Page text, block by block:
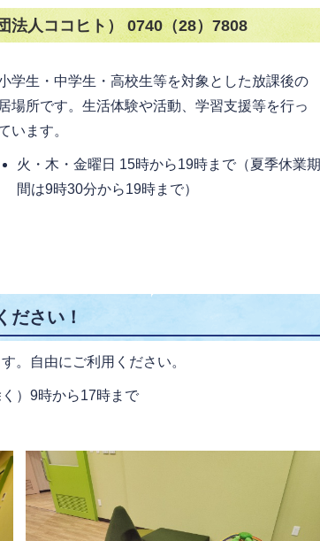
法人ココヒト） 0740（28）7808
学生・中学生・高校生等を対象とした放課後の
居場所です。生活体験や活動、学習支援等を行っ
います。
火・木・金曜日 15時から19時まで（夏季休業期
間は9時30分から19時まで）
ださい！
。自由にご利用ください。
）9時から17時まで​​​​​​